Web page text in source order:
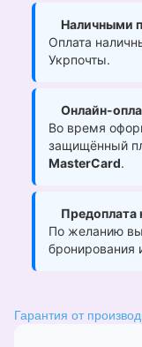
Наличными
Оплата
Укрпочты.
Онлайн-
Во время
защищённый
MasterCard.
Предоплата
По желанию
бронирования
Гарантия от